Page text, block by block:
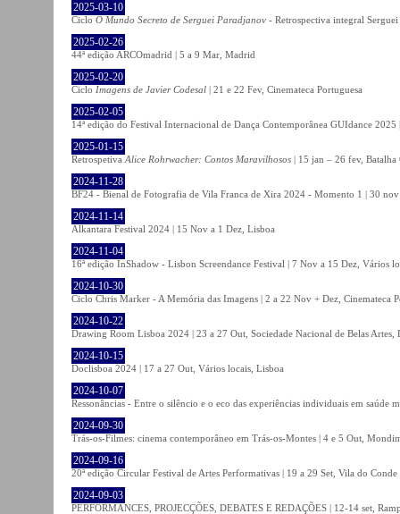
2025-03-10
Ciclo O Mundo Secreto de Serguei Paradjanov - Retrospectiva integral
2025-02-26
44ª edição ARCOmadrid | 5 a 9 Mar, Madrid
2025-02-20
Ciclo Imagens de Javier Codesal | 21 e 22 Fev, Cinemateca Portuguesa
2025-02-05
14ª edição do Festival Internacional de Dança Contemporânea GUIdance 2025
2025-01-15
Retrospetiva Alice Rohrwacher: Contos Maravilhosos | 15 jan – 26 fev, Batalha
2024-11-28
BF24 - Bienal de Fotografia de Vila Franca de Xira 2024 - Momento 1 | 30
2024-11-14
Alkantara Festival 2024 | 15 Nov a 1 Dez, Lisboa
2024-11-04
16ª edição InShadow - Lisbon Screendance Festival | 7 Nov a 15 Dez, Vários
2024-10-30
Ciclo Chris Marker - A Memória das Imagens | 2 a 22 Nov + Dez, Cinemateca
2024-10-22
Drawing Room Lisboa 2024 | 23 a 27 Out, Sociedade Nacional de Belas Artes,
2024-10-15
Doclisboa 2024 | 17 a 27 Out, Vários locais, Lisboa
2024-10-07
Ressonâncias - Entre o silêncio e o eco das experiências individuais em
2024-09-30
Trás-os-Filmes: cinema contemporâneo em Trás-os-Montes | 4 e 5 Out,
2024-09-16
20ª edição Circular Festival de Artes Performativas | 19 a 29 Set, Vila do Conde
2024-09-03
PERFORMANCES, PROJECÇÕES, DEBATES E REDAÇÕES | 12-14 set,